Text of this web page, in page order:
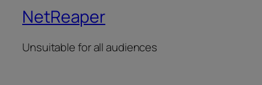
NetReaper
Unsuitable for all audiences